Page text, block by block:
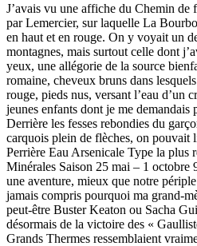
J’avais vu une affiche du Chemin de
par Lemercier, sur laquelle La
en haut et en rouge. On y voyait un
montagnes, mais surtout celle dont
yeux, une allégorie de la source
romaine, cheveux bruns dans
rouge, pieds nus, versant l’eau d’un
jeunes enfants dont je me demandais
Derrière les fesses rebondies du
carquois plein de flèches, on pouvait
Perrière Eau Arsenicale Type la plus
Minérales Saison 25 mai – 1 octobre
une aventure, mieux que notre
jamais compris pourquoi ma grand-
peut-être Buster Keaton ou Sacha
désormais de la victoire des «
Grands Thermes ressemblaient